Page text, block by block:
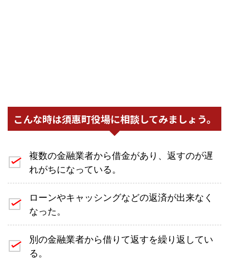
こんな時は須惠町役場に相談してみましょう。
複数の金融業者から借金があり、返すのが遅
れがちになっている。
ローンやキャッシングなどの返済が出来なく
なった。
別の金融業者から借りて返すを繰り返してい
る。